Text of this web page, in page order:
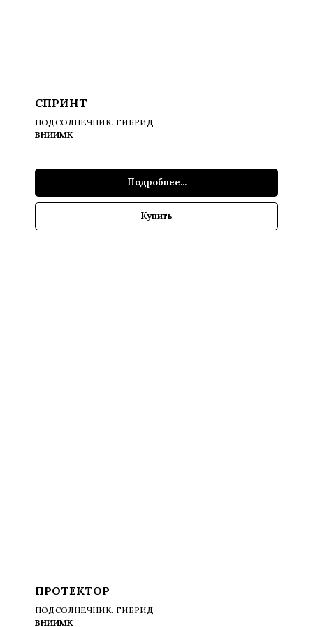
СПРИНТ
ПОДСОЛНЕЧНИК. ГИБРИД
ВНИИМК
Подробнее...
Купить
ПРОТЕКТОР
ПОДСОЛНЕЧНИК. ГИБРИД
ВНИИМК